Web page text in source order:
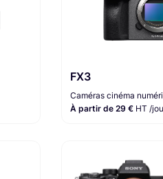
FX3
Caméras cinéma
À partir de 29 € HT /